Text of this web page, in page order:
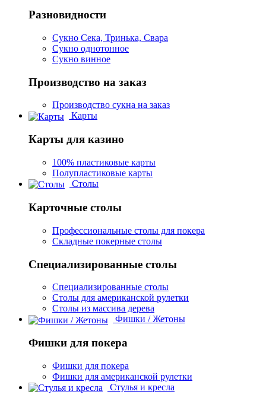
Разновидности
Сукно Сека, Тринька, Свара
Сукно однотонное
Сукно винное
Производство на заказ
Производство сукна на заказ
Карты
Карты для казино
100% пластиковые карты
Полупластиковые карты
Столы
Карточные столы
Профессиональные столы для покера
Складные покерные столы
Специализированные столы
Специализированные столы
Столы для американской рулетки
Столы из массива дерева
Фишки / Жетоны
Фишки для покера
Фишки для покера
Фишки для американской рулетки
Стулья и кресла